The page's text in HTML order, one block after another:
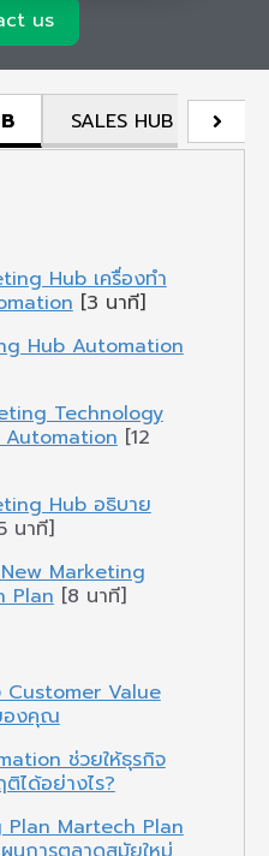
us
SALES HUB
Hub เครื่องทำ
[3 นาที]
Hub Automation
Technology
[12
Hub อธิบาย
นาที]
New Marketing
Plan [8 นาที]
Customer Value
องคุณ
ช่วยให้ธุรกิจ
ได้อย่างไร?
Martech Plan